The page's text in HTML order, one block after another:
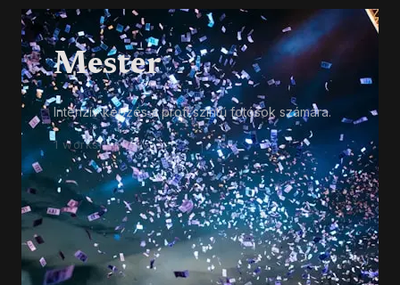
Mester
Intenzív képzés a profi szintű fotósok számára.
1 workshop tervezett